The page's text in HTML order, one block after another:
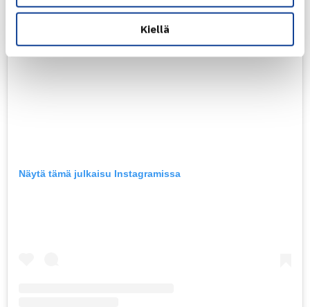
Kiellä
Näytä tämä julkaisu Instagramissa